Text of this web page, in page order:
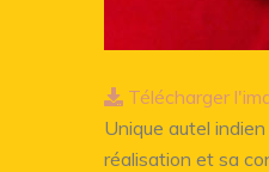
Télécharger
Unique autel
réalisation et sa